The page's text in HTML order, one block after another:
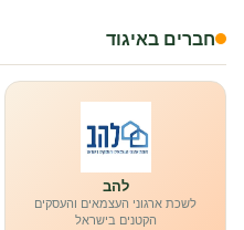
חברים באיגוד
להב
לשכת ארגוני העצמאים והעסקים
הקטנים בישראל